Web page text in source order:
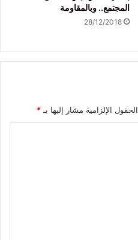
المجتمع.. وبالمقاومة
28/12/2018
الحقول الإلزامية مشار إليها بـ *